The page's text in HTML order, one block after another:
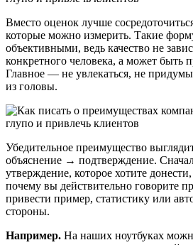
Вместо оценок лучше
которые можно измерить. Такие
объективными, ведь качество не
конкретного человека, а может быть
Главное — не увлекаться, не
из головы.
Убедительное преимущество
объяснение → подтверждение.
утверждение, которое хотите
почему вы действительно говорите
привести пример, статистику или
стороны.
Например. На наших ноутбуках